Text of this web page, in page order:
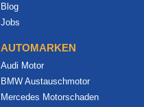
Blog
Jobs
AUTOMARKEN
Audi Motor
BMW Austauschmotor
Mercedes Motorschaden